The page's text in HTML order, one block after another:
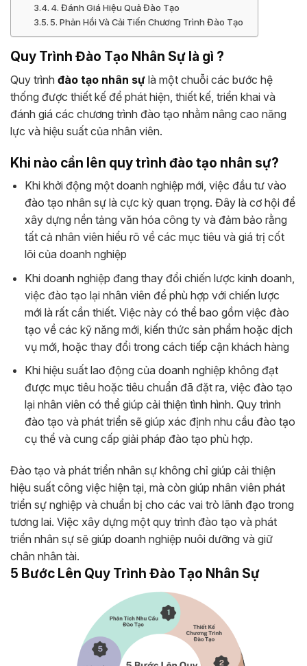
4. Đánh Giá Hiệu Quả Đào Tạo
5. Phản Hồi Và Cải Tiến Chương Trình Đào Tạo
Quy Trình Đào Tạo Nhân Sự là gì ?
Quy trình đào tạo nhân sự là một chuỗi các bước hệ
thống được thiết kế để phát hiện, thiết kế, triển khai và
đánh giá các chương trình đào tạo nhằm nâng cao năng
lực và hiệu suất của nhân viên.
Khi nào cần lên quy trình đào tạo nhân sự?
Khi khởi động một doanh nghiệp mới, việc đầu tư vào
đào tạo nhân sự là cực kỳ quan trọng. Đây là cơ hội để
xây dựng nền tảng văn hóa công ty và đảm bảo rằng
tất cả nhân viên hiểu rõ về các mục tiêu và giá trị cốt
lõi của doanh nghiệp
Khi doanh nghiệp đang thay đổi chiến lược kinh doanh,
việc đào tạo lại nhân viên để phù hợp với chiến lược
mới là rất cần thiết. Việc này có thể bao gồm việc đào
tạo về các kỹ năng mới, kiến thức sản phẩm hoặc dịch
vụ mới, hoặc thay đổi trong cách tiếp cận khách hàng
Khi hiệu suất lao động của doanh nghiệp không đạt
được mục tiêu hoặc tiêu chuẩn đã đặt ra, việc đào tạo
lại nhân viên có thể giúp cải thiện tình hình. Quy trình
đào tạo và phát triển sẽ giúp xác định nhu cầu đào tạo
cụ thể và cung cấp giải pháp đào tạo phù hợp.
Đào tạo và phát triển nhân sự không chỉ giúp cải thiện
hiệu suất công việc hiện tại, mà còn giúp nhân viên phát
triển sự nghiệp và chuẩn bị cho các vai trò lãnh đạo trong
tương lai. Việc xây dựng một quy trình đào tạo và phát
triển nhân sự sẽ giúp doanh nghiệp nuôi dưỡng và giữ
chân nhân tài.
5 Bước Lên Quy Trình Đào Tạo Nhân Sự